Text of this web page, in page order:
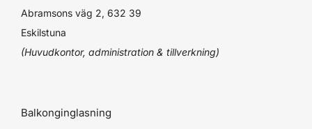
Abramsons väg 2, 632 39
Eskilstuna
(Huvudkontor, administration & tillverkning)
Balkonginglasning